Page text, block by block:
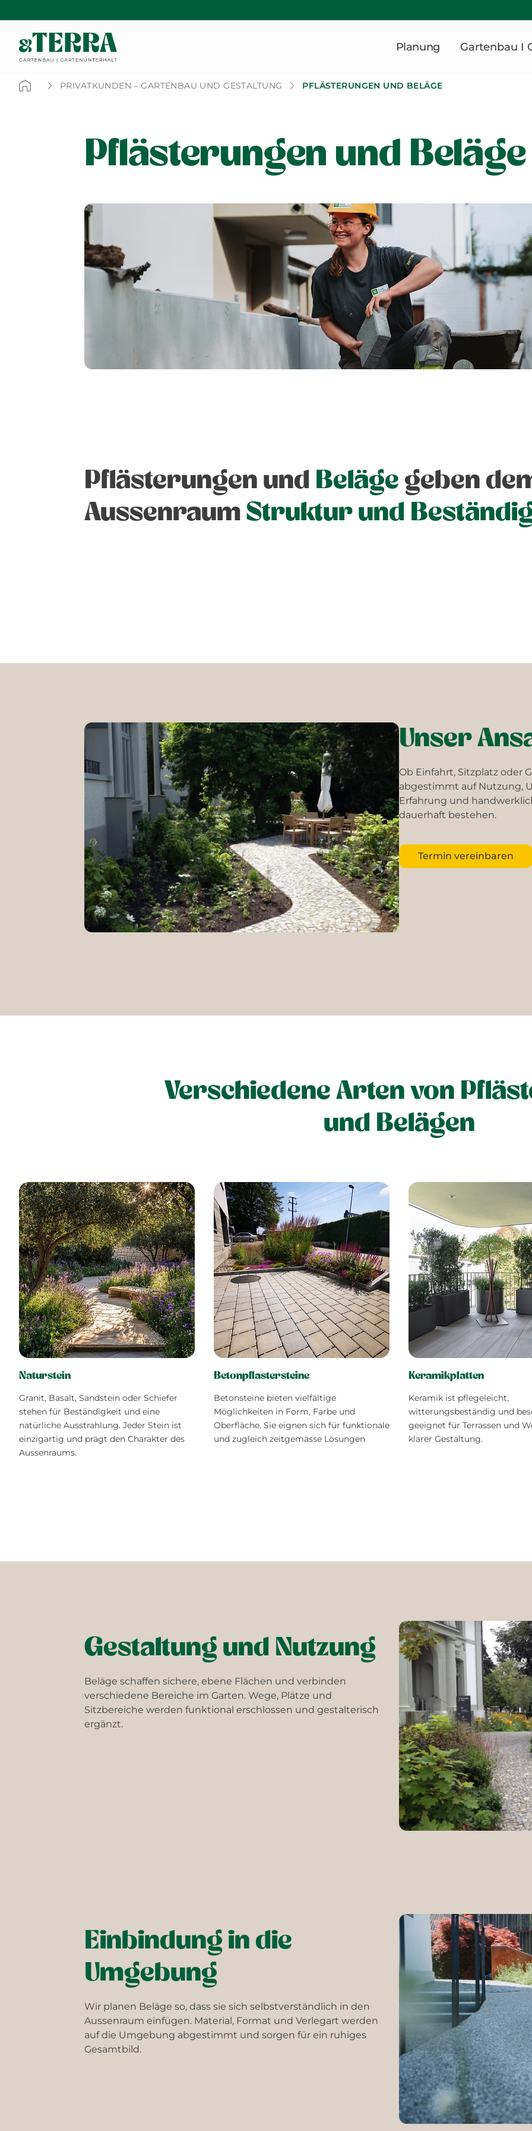
Planung Gartenbau I
PRIVATKUNDEN – GARTENBAU UND GESTALTUNG PFLÄSTERUNGEN UND BELÄGE
Pflästerungen und Beläge
Pflästerungen und Beläge geben
Aussenraum Struktur und
Unser
Ob Einfahrt, Sitzplatz oder
abgestimmt auf Nutzung,
Erfahrung und
dauerhaft bestehen.
Termin vereinbaren
Verschiedene Arten von
und Belägen
Naturstein
Granit, Basalt, Sandstein oder Schiefer
stehen für Beständigkeit und eine
natürliche Ausstrahlung. Jeder Stein ist
einzigartig und prägt den Charakter des
Aussenraums.
Betonpflastersteine
Betonsteine bieten vielfältige
Möglichkeiten in Form, Farbe und
Oberfläche. Sie eignen sich für funktionale
und zugleich zeitgemässe Lösungen
Keramikplatten
Keramik ist pflegeleicht,
witterungsbeständig und
geeignet für Terrassen und
klarer Gestaltung.
Gestaltung und Nutzung
Beläge schaffen sichere, ebene Flächen und verbinden
verschiedene Bereiche im Garten. Wege, Plätze und
Sitzbereiche werden funktional erschlossen und gestalterisch
ergänzt.
Einbindung in die
Umgebung
Wir planen Beläge so, dass sie sich selbstverständlich in den
Aussenraum einfügen. Material, Format und Verlegart werden
auf die Umgebung abgestimmt und sorgen für ein ruhiges
Gesamtbild.